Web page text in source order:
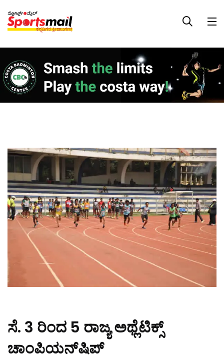
ಸೆ. 3 ರಿಂದ 5 ರಾಜ್ಯ ಅಥ್ಲೆಟಿಕ್ಸ್
ಚಾಂಪಿಯನ್‌ಷಿಪ್